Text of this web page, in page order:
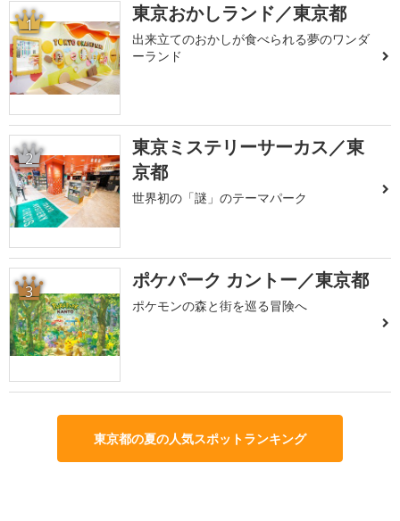
1 東京おかしランド／東京都
出来立てのおかしが食べられる夢のワンダ
ーランド
2
東京ミステリーサーカス／東
京都
世界初の「謎」のテーマパーク
3 ポケパーク カントー／東京都
ポケモンの森と街を巡る冒険へ
東京都の夏の人気スポットランキング